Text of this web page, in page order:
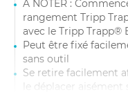
À NOTER :
rangement Tripp
avec le Tripp Trapp®
Peut être fixé
sans outil
Se retire facilement
le déplacer aisément